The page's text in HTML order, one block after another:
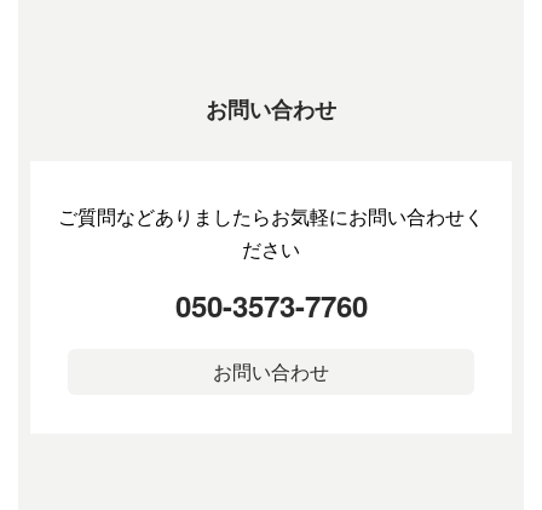
お問い合わせ
ご質問などありましたらお気軽にお問い合わせく
ださい
050-3573-7760
お問い合わせ